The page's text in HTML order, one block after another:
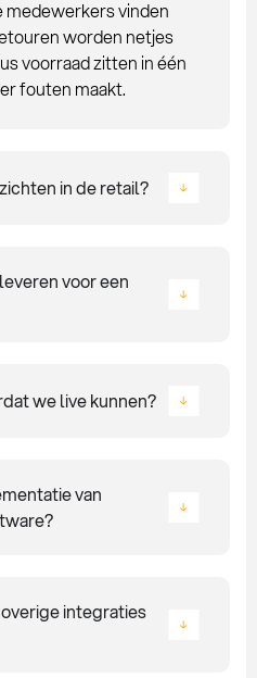
medewerkers vinden
worden netjes
voorraad zitten in één
fouten maakt.
in de retail?
voor een
we live kunnen?
van
integraties